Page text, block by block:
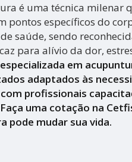
é uma técnica milenar
pontos específicos do
saúde, sendo
para alívio da dor,
em
adaptados às
profissionais
uma cotação na
pode mudar sua vida.